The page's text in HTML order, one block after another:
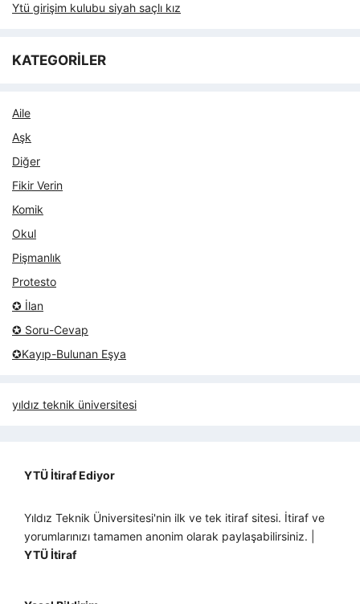
Ytü girişim kulubu siyah saçlı kız
KATEGORİLER
Aile
Aşk
Diğer
Fikir Verin
Komik
Okul
Pişmanlık
Protesto
✪ İlan
✪ Soru-Cevap
✪Kayıp-Bulunan Eşya
yıldız teknik üniversitesi
YTÜ İtiraf Ediyor
Yıldız Teknik Üniversitesi'nin ilk ve tek itiraf sitesi. İtiraf ve
yorumlarınızı tamamen anonim olarak paylaşabilirsiniz. |
YTÜ İtiraf